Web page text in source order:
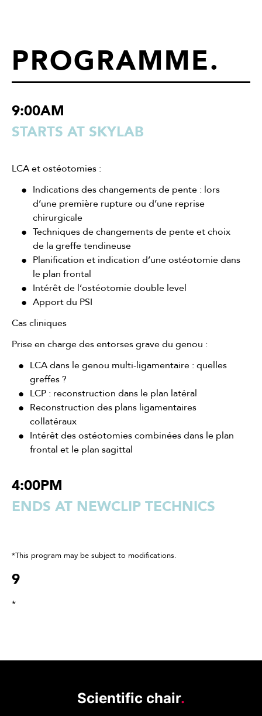
PROGRAMME.
9:00AM
STARTS AT SKYLAB
LCA et ostéotomies :
Indications des changements de pente : lors
d’une première rupture ou d’une reprise
chirurgicale
Techniques de changements de pente et choix
de la greffe tendineuse
Planification et indication d’une ostéotomie dans
le plan frontal
Intérêt de l’ostéotomie double level
Apport du PSI
Cas cliniques
Prise en charge des entorses grave du genou :
LCA dans le genou multi-ligamentaire : quelles
greffes ?
LCP : reconstruction dans le plan latéral
Reconstruction des plans ligamentaires
collatéraux
Intérêt des ostéotomies combinées dans le plan
frontal et le plan sagittal
4:00PM
ENDS AT NEWCLIP TECHNICS
*This program may be subject to modifications.
9
*
Scientific chair.